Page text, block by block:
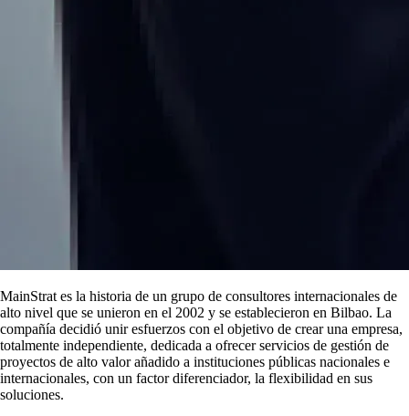
MainStrat es la historia de un grupo de consultores internacionales de
alto nivel que se unieron en el 2002 y se establecieron en Bilbao. La
compañía decidió unir esfuerzos con el objetivo de crear una empresa,
totalmente independiente, dedicada a ofrecer servicios de gestión de
proyectos de alto valor añadido a instituciones públicas nacionales e
internacionales, con un factor diferenciador, la flexibilidad en sus
soluciones.